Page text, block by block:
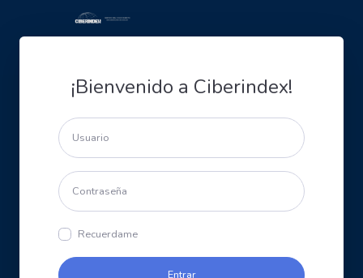
¡Bienvenido a Ciberindex!
Recuerdame